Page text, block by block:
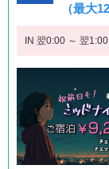
（最大
IN 翌0:00 ～ 翌